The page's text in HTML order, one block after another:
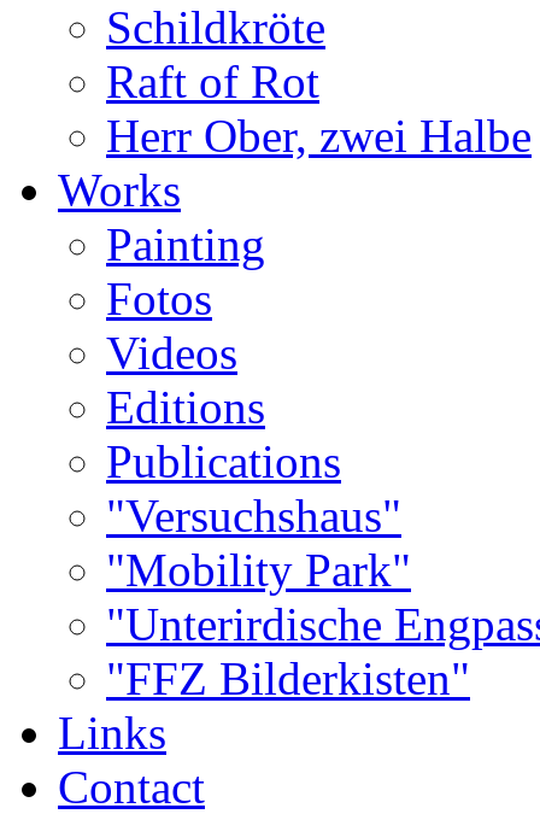
Schildkröte
Raft of Rot
Herr Ober, zwei Halbe
Works
Painting
Fotos
Videos
Editions
Publications
"Versuchshaus"
"Mobility Park"
"Unterirdische
"FFZ Bilderkisten"
Links
Contact